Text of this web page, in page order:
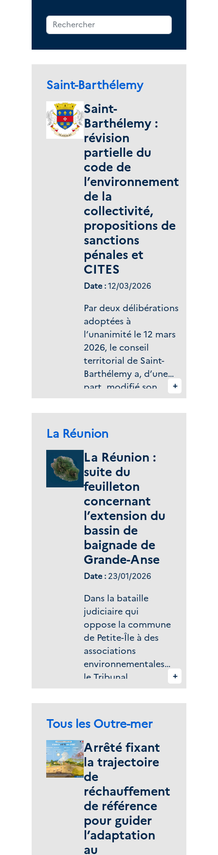
Zone(s) géographique(s) :
Saint-Barthélemy
Saint-
Barthélemy :
révision
partielle du
code de
l’environnement
de la
collectivité,
propositions de
sanctions
pénales et
CITES
Date : 12/03/2026
Par deux délibérations
adoptées à
l’unanimité le 12 mars
2026, le conseil
territorial de Saint-
Barthélemy a, d’une
part, modifié son
code de
l’environnement et,
d’autre part, adopté
deux projets d’actes
en matière pénale
(législatif et
réglementaire).
+
Zone(s) géographique(s) :
La Réunion
La Réunion :
suite du
feuilleton
concernant
l’extension du
bassin de
baignade de
Grande-Anse
Date : 23/01/2026
Dans la bataille
judiciaire qui
oppose la commune
de Petite-Île à des
associations
environnementales,
le Tribunal
administratif de la
Réunion donne
raison à la
commune par deux
jugements du 23
janvier 2026 (nos
2500172 et
2500516), par
lesquels il rejette les
requêtes
d’associations de
protection de
l’environnement
+
Zone(s) géographique(s) :
Tous les Outre-mer
Arrêté fixant
la trajectoire
de
réchauffement
de référence
pour guider
l’adaptation
au